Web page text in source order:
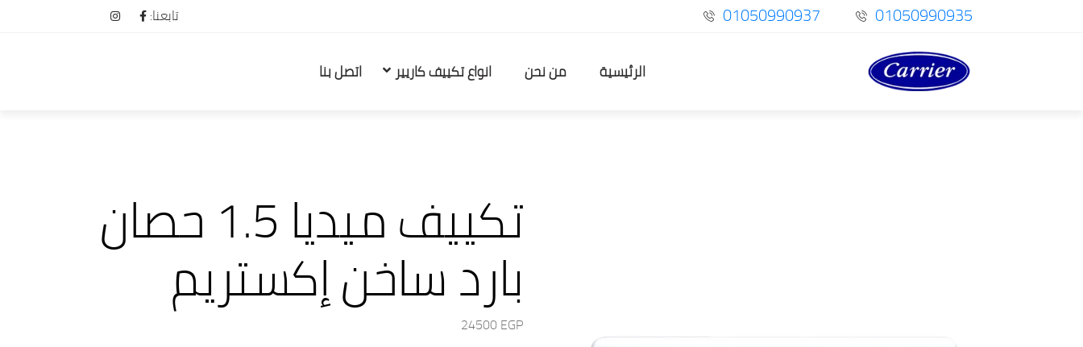
01050990937 01050990935 تابعنا:
الرئيسية من نحن انواع تكييف كاريير اتصل بنا
تكييف ميديا 1.5 حصان
بارد ساخن إكستريم
24500EGP